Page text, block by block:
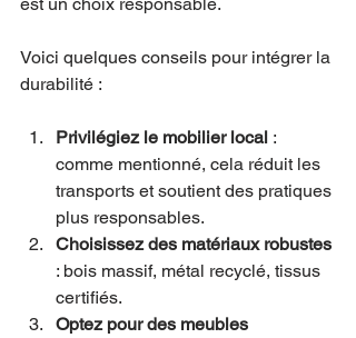
Voici quelques conseils pour intégrer la
durabilité :
Privilégiez le mobilier local :
comme mentionné, cela réduit les
transports et soutient des pratiques
plus responsables.
Choisissez des matériaux robustes
: bois massif, métal recyclé, tissus
certifiés.
Optez pour des meubles